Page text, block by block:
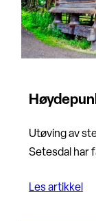
Utøving av
Setesdal har
Les artikkel